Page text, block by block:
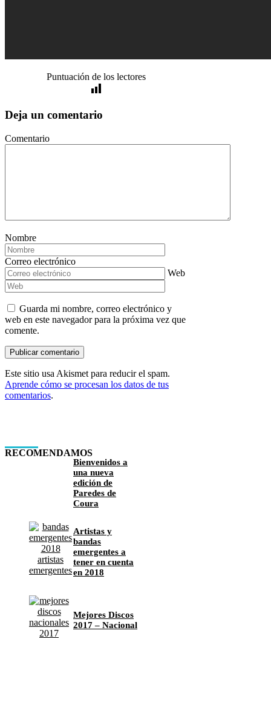
Puntuación de los lectores
Deja un comentario
Comentario
Nombre
Correo electrónico
Web
Guarda mi nombre, correo electrónico y
web en este navegador para la próxima vez que
comente.
Este sitio usa Akismet para reducir el spam.
Aprende cómo se procesan los datos de tus
comentarios.
RECOMENDAMOS
Bienvenidos a
una nueva
edición de
Paredes de
Coura
Artistas y
bandas
emergentes a
tener en cuenta
en 2018
Mejores Discos
2017 – Nacional